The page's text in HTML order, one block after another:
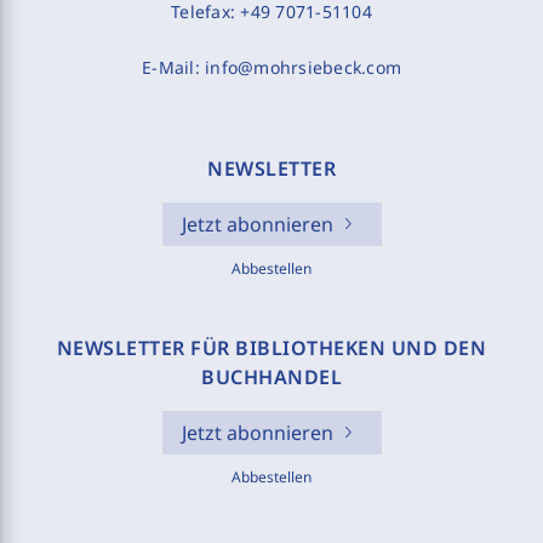
Telefax:+49 7071-51104
E-Mail: info@mohrsiebeck.com
NEWSLETTER
Jetzt abonnieren
Abbestellen
NEWSLETTER FÜR BIBLIOTHEKEN UND DEN
BUCHHANDEL
Jetzt abonnieren
Abbestellen